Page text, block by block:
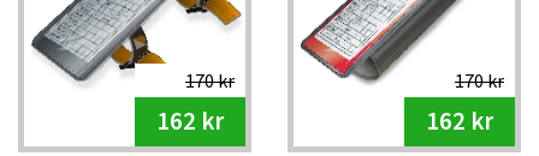
170 kr
162 kr
170 kr
162 kr